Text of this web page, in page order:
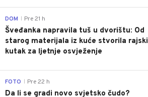
DOM Pre 21 h
Šveđanka napravila tuš u dvorištu: Od
starog materijala iz kuće stvorila rajski
kutak za ljetnje osvježenje
FOTO Pre 22 h
Da li se gradi novo svjetsko čudo?